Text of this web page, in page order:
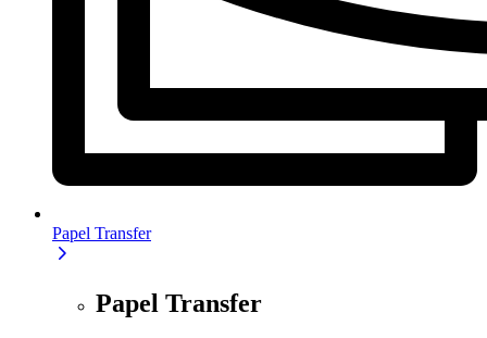
Papel Transfer
Papel Transfer